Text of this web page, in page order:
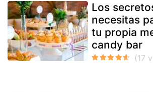
Los
necesitas
tu propia
candy bar